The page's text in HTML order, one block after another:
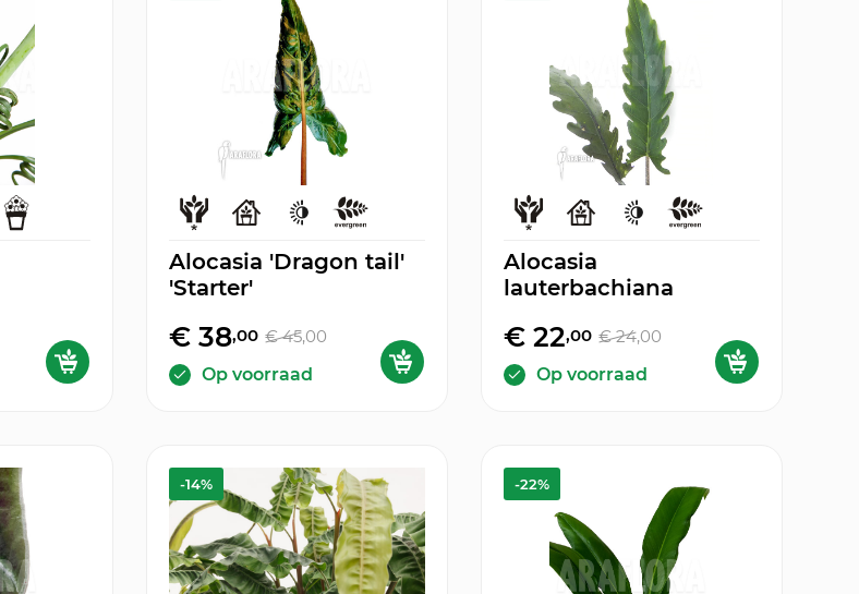
Alocasia 'Dragon tail'
'Starter'
€ 38,00 € 45,00
Op voorraad
Alocasia
lauterbachiana
€ 22,00 € 24,00
Op voorraad
-14% -22%